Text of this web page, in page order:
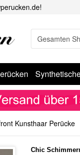
Kunsthaar Perücke
Chic